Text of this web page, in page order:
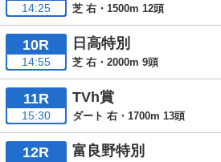
14:25 芝 右・1500m 12頭
10R
14:55
日高特別
芝 右・2000m 9頭
11R
15:30
TVh賞
ダート 右・1700m 13頭
12R 富良野特別